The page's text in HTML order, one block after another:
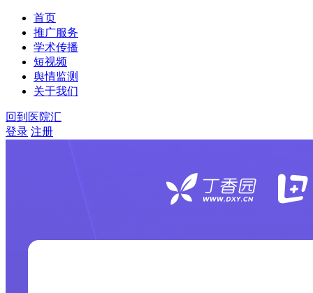
首页
推广服务
学术传播
短视频
舆情监测
关于我们
回到医院汇
登录 注册